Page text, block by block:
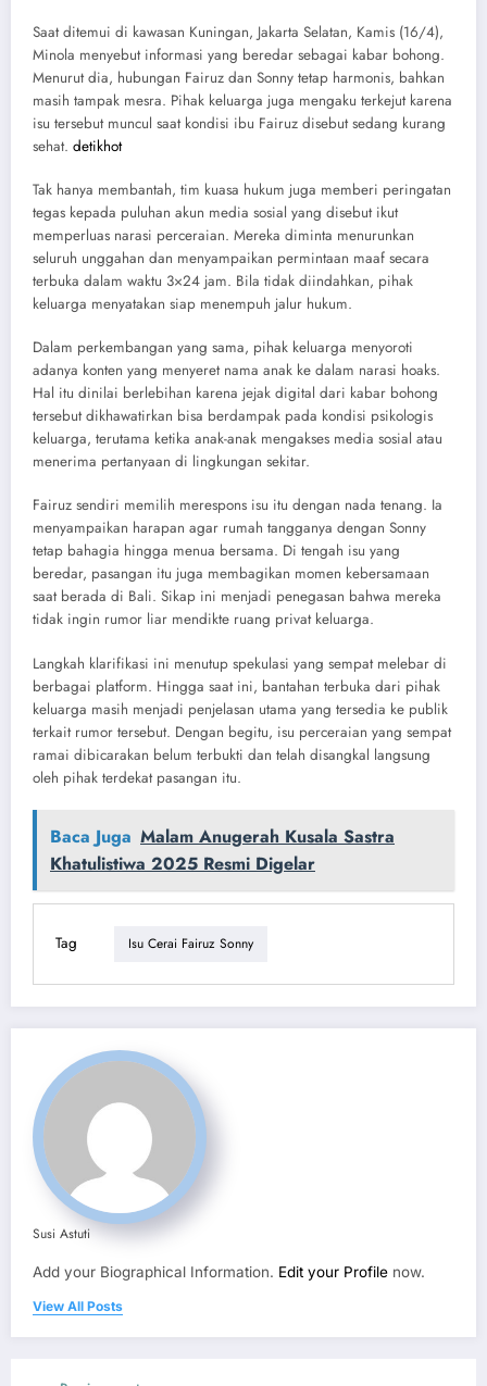
Saat ditemui di kawasan Kuningan, Jakarta Selatan, Kamis (16/4),
Minola menyebut informasi yang beredar sebagai kabar bohong.
Menurut dia, hubungan Fairuz dan Sonny tetap harmonis, bahkan
masih tampak mesra. Pihak keluarga juga mengaku terkejut karena
isu tersebut muncul saat kondisi ibu Fairuz disebut sedang kurang
sehat. detikhot
Tak hanya membantah, tim kuasa hukum juga memberi peringatan
tegas kepada puluhan akun media sosial yang disebut ikut
memperluas narasi perceraian. Mereka diminta menurunkan
seluruh unggahan dan menyampaikan permintaan maaf secara
terbuka dalam waktu 3×24 jam. Bila tidak diindahkan, pihak
keluarga menyatakan siap menempuh jalur hukum.
Dalam perkembangan yang sama, pihak keluarga menyoroti
adanya konten yang menyeret nama anak ke dalam narasi hoaks.
Hal itu dinilai berlebihan karena jejak digital dari kabar bohong
tersebut dikhawatirkan bisa berdampak pada kondisi psikologis
keluarga, terutama ketika anak-anak mengakses media sosial atau
menerima pertanyaan di lingkungan sekitar.
Fairuz sendiri memilih merespons isu itu dengan nada tenang. Ia
menyampaikan harapan agar rumah tangganya dengan Sonny
tetap bahagia hingga menua bersama. Di tengah isu yang
beredar, pasangan itu juga membagikan momen kebersamaan
saat berada di Bali. Sikap ini menjadi penegasan bahwa mereka
tidak ingin rumor liar mendikte ruang privat keluarga.
Langkah klarifikasi ini menutup spekulasi yang sempat melebar di
berbagai platform. Hingga saat ini, bantahan terbuka dari pihak
keluarga masih menjadi penjelasan utama yang tersedia ke publik
terkait rumor tersebut. Dengan begitu, isu perceraian yang sempat
ramai dibicarakan belum terbukti dan telah disangkal langsung
oleh pihak terdekat pasangan itu.
Baca Juga Malam Anugerah Kusala Sastra
Khatulistiwa 2025 Resmi Digelar
Tag Isu Cerai Fairuz Sonny
Susi Astuti
Add your Biographical Information. Edit your Profile now.
View All Posts